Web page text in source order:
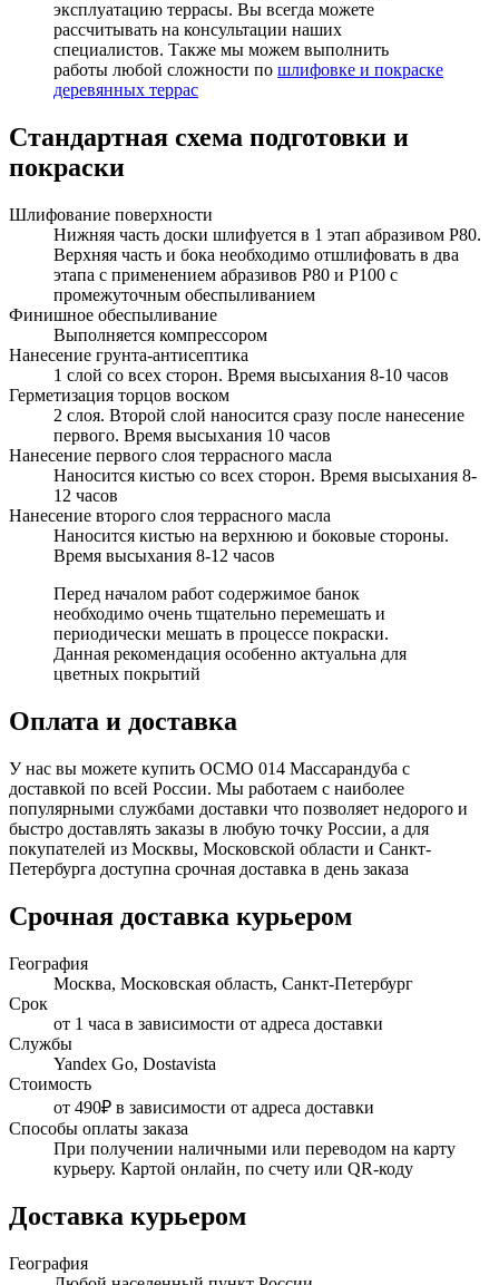
эксплуатацию террасы. Вы всегда можете
рассчитывать на консультации наших
специалистов. Также мы можем выполнить
работы любой сложности по шлифовке и покраске
деревянных террас
Стандартная схема подготовки и
покраски
Шлифование поверхности
Нижняя часть доски шлифуется в 1 этап абразивом Р80.
Верхняя часть и бока необходимо отшлифовать в два
этапа с применением абразивов Р80 и Р100 с
промежуточным обеспыливанием
Финишное обеспыливание
Выполняется компрессором
Нанесение грунта-антисептика
1 слой со всех сторон. Время высыхания 8-10 часов
Герметизация торцов воском
2 слоя. Второй слой наносится сразу после нанесение
первого. Время высыхания 10 часов
Нанесение первого слоя террасного масла
Наносится кистью со всех сторон. Время высыхания 8-
12 часов
Нанесение второго слоя террасного масла
Наносится кистью на верхнюю и боковые стороны.
Время высыхания 8-12 часов
Перед началом работ содержимое банок
необходимо очень тщательно перемешать и
периодически мешать в процессе покраски.
Данная рекомендация особенно актуальна для
цветных покрытий
Оплата и доставка
У нас вы можете купить OСМО 014 Массарандуба с
доставкой по всей России. Мы работаем с наиболее
популярными службами доставки что позволяет недорого и
быстро доставлять заказы в любую точку России, а для
покупателей из Москвы, Московской области и Санкт-
Петербурга доступна срочная доставка в день заказа
Срочная доставка курьером
География
Москва, Московская область, Санкт-Петербург
Срок
от 1 часа в зависимости от адреса доставки
Службы
Yandex Go, Dostavista
Стоимость
от 490₽ в зависимости от адреса доставки
Способы оплаты заказа
При получении наличными или переводом на карту
курьеру. Картой онлайн, по счету или QR-коду
Доставка курьером
География